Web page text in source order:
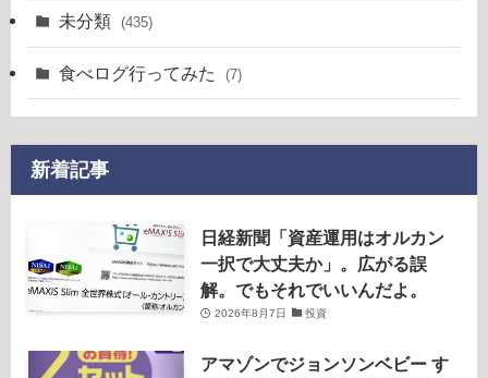
未分類 (435)
食べログ行ってみた (7)
新着記事
日経新聞「資産運用はオルカン
一択で大丈夫か」。広がる誤
解。でもそれでいいんだよ。
2026年8月7日 投資
アマゾンでジョンソンベビー す